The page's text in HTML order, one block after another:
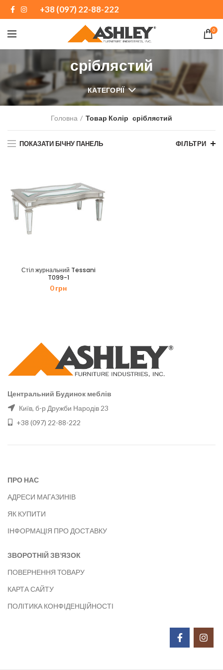
+38 (097) 22-88-222
0
сріблястий
КАТЕГОРІЇ
Головна Товар Колір сріблястий
ПОКАЗАТИ БІЧНУ ПАНЕЛЬ ФІЛЬТРИ
Стіл журнальний Tessani
T099-1
0грн
Центральний Будинок меблів
Київ, б-р Дружби Народів 23
+38 (097) 22-88-222
ПРО НАС
АДРЕСИ МАГАЗИНІВ
ЯК КУПИТИ
ІНФОРМАЦІЯ ПРО ДОСТАВКУ
ЗВОРОТНІЙ ЗВ’ЯЗОК
ПОВЕРНЕННЯ ТОВАРУ
КАРТА САЙТУ
ПОЛІТИКА КОНФІДЕНЦІЙНОСТІ